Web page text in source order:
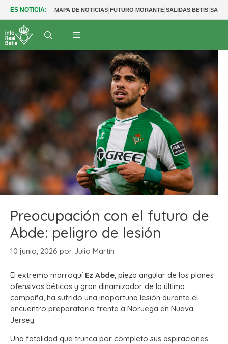
ES NOTICIA: MAPA DE NOTICIAS|FUTURO MORANTE|SALIDAS BETIS|
Preocupación con el futuro de
Abde: peligro de lesión
10 junio, 2026 por Julio Martín
El extremo marroquí Ez Abde, pieza angular de los planes
ofensivos béticos y gran dinamizador de la última
campaña, ha sufrido una inoportuna lesión durante el
encuentro preparatorio frente a Noruega en Nueva
Jersey.
Una fatalidad que trunca por completo sus aspiraciones